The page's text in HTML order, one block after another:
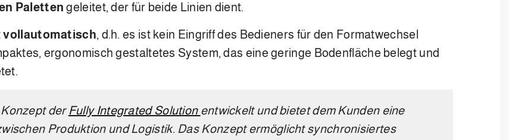
Palettengeleitet, der für beide Linien dient.
vollautomatisch, d.h. es ist kein Eingriff des Bedieners für den Formatwechsel
ergonomisch gestaltetes System, das eine geringe Bodenfläche belegt und
der Fully Integrated Solution entwickelt und bietet dem Kunden eine
Produktion und Logistik. Das Konzept ermöglicht synchronisiertes